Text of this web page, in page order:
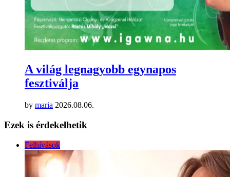
A világ legnagyobb egynapos
fesztiválja
by maria 2026.08.06.
Ezek is érdekelhetik
Felhívások